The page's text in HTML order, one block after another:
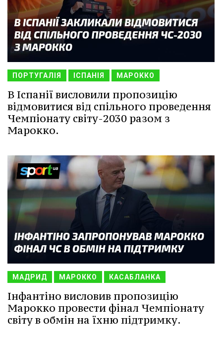
ПОРТУГАЛІЯ ІСПАНІЯ МАРОККО
В Іспанії висловили пропозицію
відмовитися від спільного проведення
Чемпіонату світу-2030 разом з
Марокко.
МАДРИД МАРОККО КАСАБЛАНКА
Інфантіно висловив пропозицію
Марокко провести фінал Чемпіонату
світу в обмін на їхню підтримку.